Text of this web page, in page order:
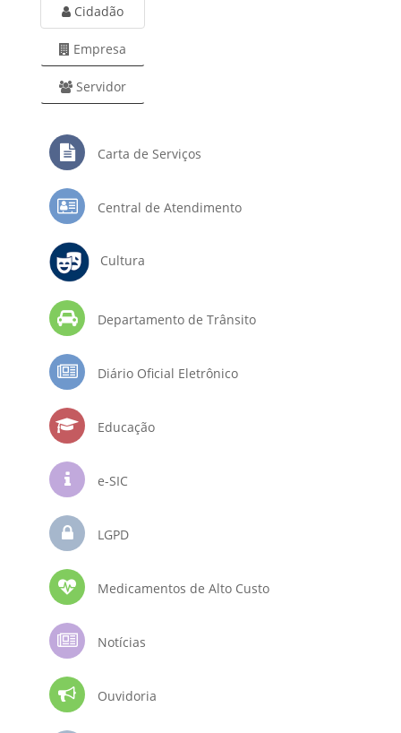
Cidadão
Empresa
Servidor
Carta de Serviços
Central de Atendimento
Cultura
Departamento de Trânsito
Diário Oficial Eletrônico
Educação
e-SIC
LGPD
Medicamentos de Alto Custo
Notícias
Ouvidoria